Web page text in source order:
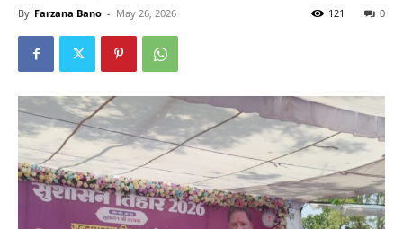
By Farzana Bano - May 26, 2026 0
121